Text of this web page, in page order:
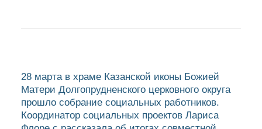
28 марта в храме Казанской иконы Божией
Матери Долгопрудненского церковного округа
прошло собрание социальных работников.
Координатор социальных проектов Лариса